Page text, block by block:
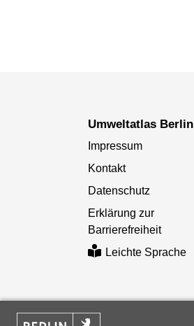
Umweltatlas Berlin
Impressum
Kontakt
Datenschutz
Erklärung zur
Barrierefreiheit
Leichte Sprache